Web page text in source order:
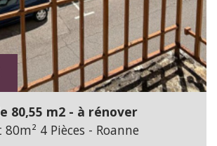
80,55 m2 - à rénover
4 Pièces - Roanne